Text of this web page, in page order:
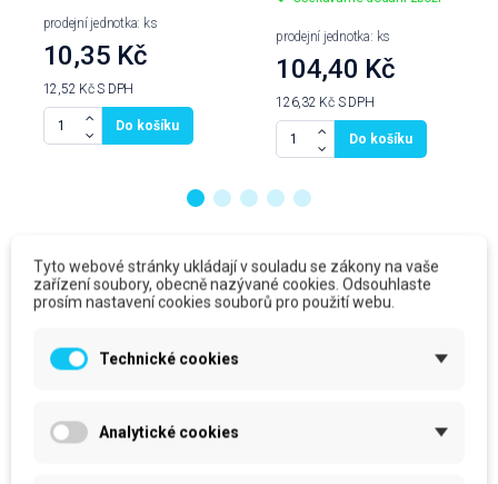
prodejní jednotka: ks
10,35 Kč
12,52 KčS DPH
Do košíku
prodejní jednotka: ks
104,40 Kč
126,32 Kč S DPH
Do košíku
Produkty ve stejné kategorii
Tyto webové stránky ukládají v souladu se zákony na vaše
zařízení soubory, obecně nazývané cookies. Odsouhlaste
prosím nastavení cookies souborů pro použití webu.
Technické cookies
Analytické cookies